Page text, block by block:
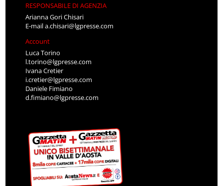
RESPONSABILE DI AGENZIA
Arianna Gori Chisari
E-maila.chisari@lgpresse.com
Account
Luca Torino
l.torino@lgpresse.com
Ivana Cretier
i.cretier@lgpresse.com
Daniele Fimiano
d.fimiano@lgpresse.com